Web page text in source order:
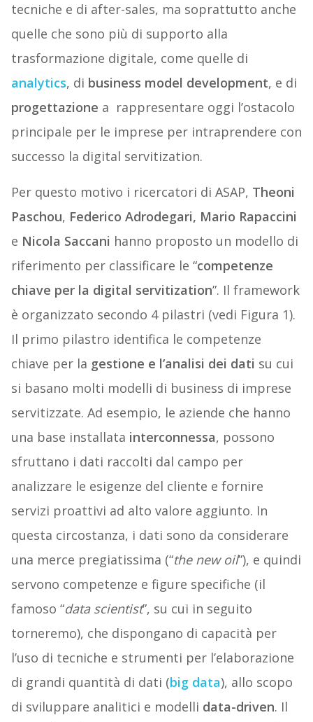
tecniche e di after-sales, ma soprattutto anche
quelle che sono più di supporto alla
trasformazione digitale, come quelle di
analytics, di business model development, e di
progettazione a rappresentare oggi l’ostacolo
principale per le imprese per intraprendere con
successo la digital servitization.
Per questo motivo i ricercatori di ASAP, Theoni
Paschou, Federico Adrodegari, Mario Rapaccini
e Nicola Saccani hanno proposto un modello di
riferimento per classificare le “competenze
chiave per la digital servitization”. Il framework
è organizzato secondo 4 pilastri (vedi Figura 1).
Il primo pilastro identifica le competenze
chiave per la gestione e l’analisi dei dati su cui
si basano molti modelli di business di imprese
servitizzate. Ad esempio, le aziende che hanno
una base installata interconnessa, possono
sfruttano i dati raccolti dal campo per
analizzare le esigenze del cliente e fornire
servizi proattivi ad alto valore aggiunto. In
questa circostanza, i dati sono da considerare
una merce pregiatissima (“the new oil”), e quindi
servono competenze e figure specifiche (il
famoso “data scientist”, su cui in seguito
torneremo), che dispongano di capacità per
l’uso di tecniche e strumenti per l’elaborazione
di grandi quantità di dati (big data), allo scopo
di sviluppare analitici e modelli data-driven. Il